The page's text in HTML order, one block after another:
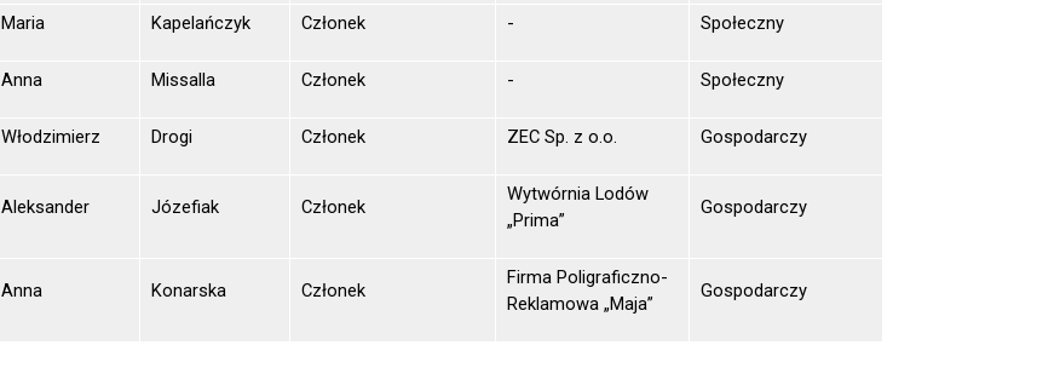
Maria Kapelańczyk Członek - Społeczny
Anna Missalla Członek - Społeczny
Włodzimierz Drogi Członek ZEC Sp. z o.o. Gospodarczy
Aleksander Józefiak Członek
Wytwórnia Lodów
„Prima”
Gospodarczy
Anna Konarska Członek
Firma Poligraficzno-
Reklamowa „Maja”
Gospodarczy